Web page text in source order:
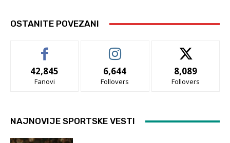
OSTANITE POVEZANI
42,845
Fanovi
6,644
Follovers
8,089
Follovers
NAJNOVIJE SPORTSKE VESTI